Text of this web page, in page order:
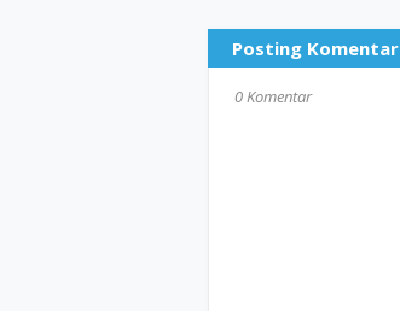
Posting Komentar
0 Komentar